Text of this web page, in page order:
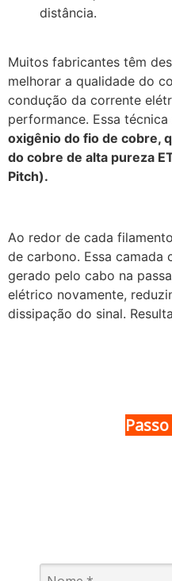
distância.
Muitos fabricantes têm
melhorar a qualidade do
condução da corrente
performance. Essa técnica
oxigênio do fio de cobre,
do cobre de alta pureza
Pitch).
Ao redor de cada
de carbono. Essa
gerado pelo cabo na
elétrico novamente,
dissipação do sinal.